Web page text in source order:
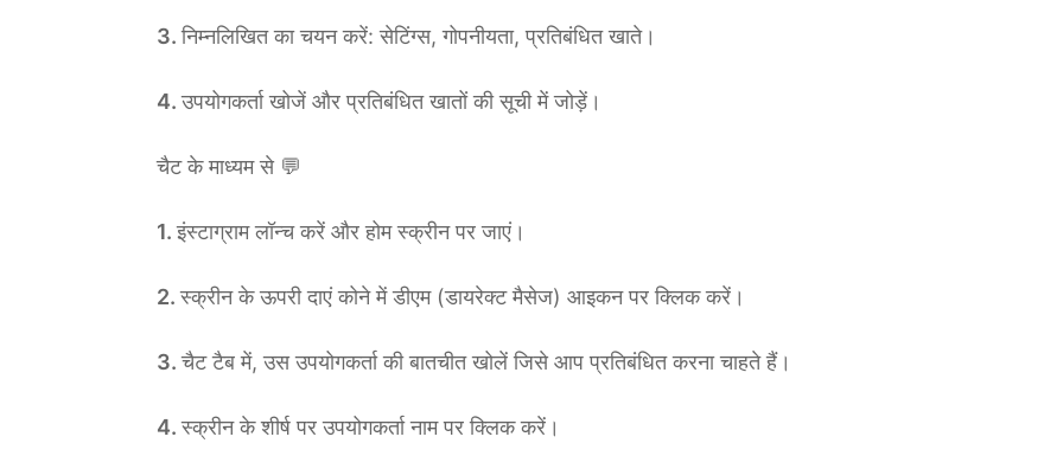
निम्नलिखित का चयन करें: सेटिंग्स, गोपनीयता, प्रतिबंधित खाते।
उपयोगकर्ता खोजें और प्रतिबंधित खातों की सूची में जोड़ें।
चैट के माध्यम से 💬
इंस्टाग्राम लॉन्च करें और होम स्क्रीन पर जाएं।
स्क्रीन के ऊपरी दाएं कोने में डीएम (डायरेक्ट मैसेज) आइकन पर क्लिक करें।
चैट टैब में, उस उपयोगकर्ता की बातचीत खोलें जिसे आप प्रतिबंधित करना चाहते हैं।
स्क्रीन के शीर्ष पर उपयोगकर्ता नाम पर क्लिक करें।